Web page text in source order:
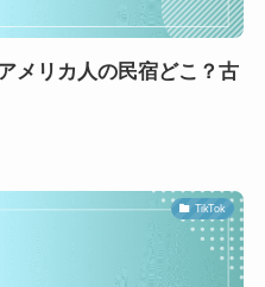
メリカ人の民宿どこ？古
TikTok